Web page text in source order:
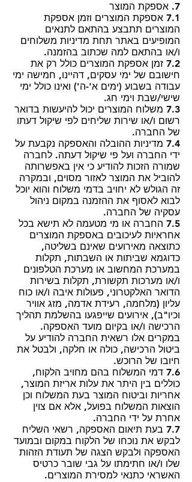
7. אספקת המוצר
7.1 אספקת המוצרים וזמן אספקת
המוצרים תתבצע בהתאם לתנאים
המופיעים באתר תחת מדיניות משלוחים
ו/או בהתאם למה שכתוב בהזמנה.
7.2 זמן אספקת המוצרים כולל רק את
חישובם של ימי עסקים, דהיינו, חמישה ימי
עבודה בשבוע (ימים א'-ה') ואינו כולל ימי
שישי/שבת וימי חג.
7.3 משלוח המוצרים יכול להיעשות בדואר
רשום ו/או שירות שליחים לפי שיקול דעתו
של החברה.
7.4 מדיניות ההובלה והאספקה נקבעת על
ידי החברה ועל פי שיקול דעתה. לחברה
שמורה הזכות להודיע כי אין באפשרותה
להוביל את המוצר לאזור מסוים, ובמקרה
זה הגולש לא יחויב בדמי משלוח והוא יוכל
לבוא לאסוף את ההזמנה במקום ניהול
עסקיה של החברה.
7.5 החברה או מי מטעמה לא תישא בכל
אחראיות לעיכובים באספקת המוצרים
כתוצאה מאירועים שאינם בשליטה,
כדוגמא שביתות או השבתות, תקלות
במערכת המחשוב או מערכת הטלפונים
ו/או מערכות תקשורת, תקלות בשירות
הדואר האלקטרוני, פעולות איבה ו/או כוח
עליון (מלחמה, רעידת אדמה, מזג אוויר
וכיו"ב), אירועים שייפגעו בהשלמת תהליך
הרכישה ו/או בקיום מועד האספקה.
במקרים אלו רשאית החברה להודיע על
ביטול הרכישה, כולה או חלקה, ולבטל את
חיובו של הרוכש.
7.6 דמי המשלוח בהם מחויב הלקוח,
כוללים בין היתר את עלות אריזת המוצר,
אחריות וביטוח המוצר בעת המשלוח וכן
הוצאות המשלוח בפועל, אלא אם צוין
אחרת על ידי החברה.
7.7 בעת תיאום האספקה, רשאי השליח
לבקש את נוכחו של הלקוח במקום ובמועד
האספקה ולבקש הצגה של תעודת הזהות
שלו ו/או חתימתו על גבי שובר כרטיס
האשראי כתנאי למסירת המוצרים.